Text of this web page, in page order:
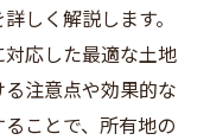
しく解説します。
応した最適な土地
注意点や効果的な
ことで、所有地の